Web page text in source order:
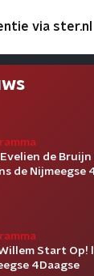
via ster.nl
de
de Nijmeegse
Start Op!
4Daagse